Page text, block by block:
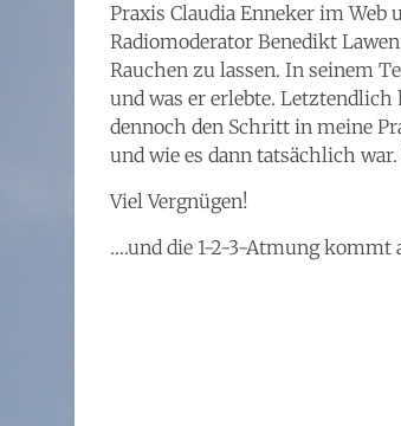
Praxis Claudia Enneker im Web
Radiomoderator Benedikt
Rauchen zu lassen. In seinem
und was er erlebte.
dennoch den Schritt in meine
und wie es dann tatsächlich war.
Viel Vergnügen!
….und die 1-2-3-Atmung kommt